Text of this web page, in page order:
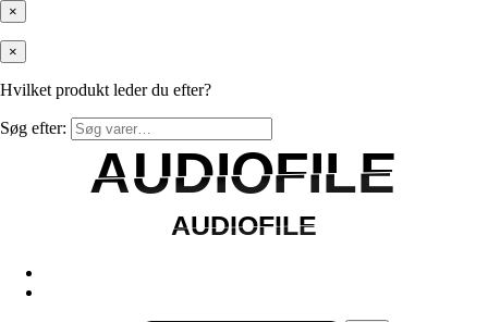
×
×
Hvilket produkt leder du efter?
Søg efter:
AUDIOFILE
AUDIOFILE
AUDIOFILE
AUDIOFILE